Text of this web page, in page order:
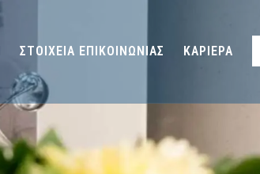
ΣΤΟΙΧΕΙΑ ΕΠΙΚΟΙΝΩΝΙΑΣ ΚΑΡΙΕΡΑ